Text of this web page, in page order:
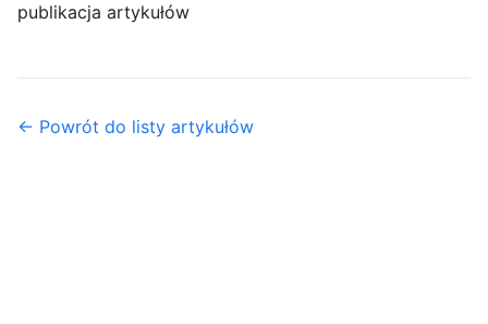
publikacja artykułów
← Powrót do listy artykułów